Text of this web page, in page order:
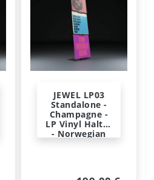
JEWEL LP03
Standalone -
Champagne -
LP Vinyl Halter
- Norwegian